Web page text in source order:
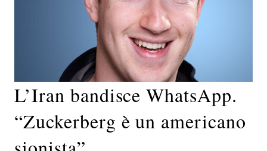
L’Iran bandisce WhatsApp.
“Zuckerberg è un americano